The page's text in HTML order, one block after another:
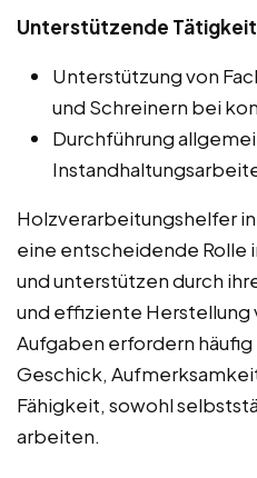
Unterstützende
Unterstützung von
und Schreinern bei
Durchführung
Holzverarbeitungshelfer
eine entscheidende Rolle
und unterstützen durch
und effiziente
Aufgaben erfordern
Geschick,
Fähigkeit, sowohl
arbeiten.